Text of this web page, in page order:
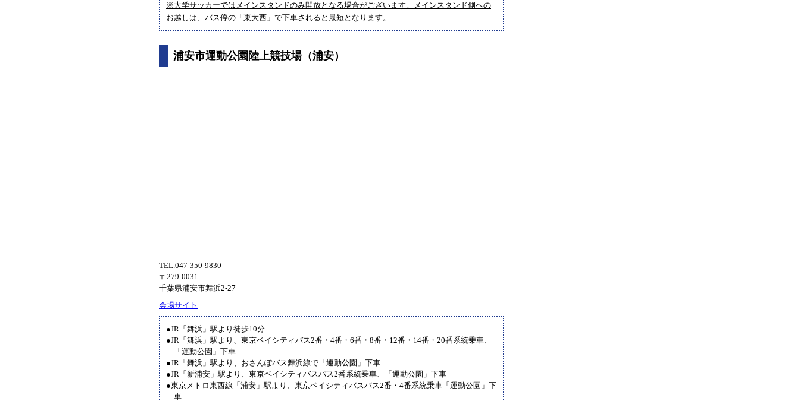
※大学サッカーではメインスタンドのみ開放となる場合がございます。メインスタンド側への
お越しは、バス停の「東大西」で下車されると最短となります。
浦安市運動公園陸上競技場（浦安）
TEL.047-350-9830
〒279-0031
千葉県浦安市舞浜2-27
会場サイト
●JR「舞浜」駅より徒歩10分
●JR「舞浜」駅より、東京ベイシティバス2番・4番・6番・8番・12番・14番・20番系統乗車、
「運動公園」下車
●JR「舞浜」駅より、おさんぽバス舞浜線で「運動公園」下車
●JR「新浦安」駅より、東京ベイシティバスバス2番系統乗車、「運動公園」下車
●東京メトロ東西線「浦安」駅より、東京ベイシティバスバス2番・4番系統乗車「運動公園」下
車